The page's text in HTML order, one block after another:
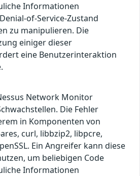
Informationen
of-Service-Zustand
zu manipulieren. Die
einiger dieser
eine Benutzerinteraktion
Network Monitor
Die Fehler
in Komponenten von
curl, libbzip2, libpcre,
Ein Angreifer kann diese
um beliebigen Code
Informationen